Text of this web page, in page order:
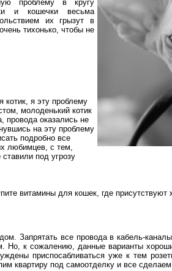
проблему в кругу
и кошечки весьма
их грызут в
тихонько, чтобы не
котик, я эту проблему
молоденький котик
провода оказались не
на эту проблему
подробно все
любимцев, с тем,
под угрозу
витамины для кошек, где
Запрятать все провода в кабель-
Но, к сожалению, данные варианты
приспосабливаться уже к тем
квартиру под самоотделку и все